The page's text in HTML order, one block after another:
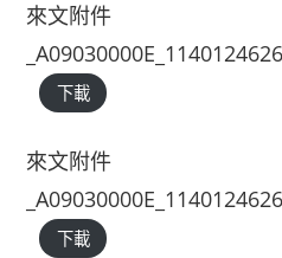
來文附件
下載
來文附件
下載